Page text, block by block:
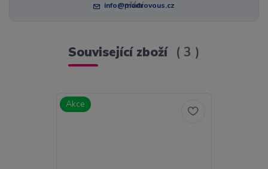
info@modrovous.cz
Související zboží 3
Akce